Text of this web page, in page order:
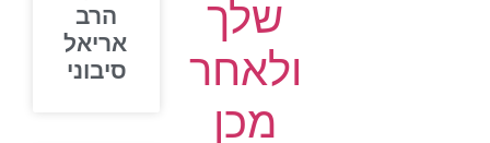
שלך
ולאחר
מכן
הרב
אריאל
סיבוני